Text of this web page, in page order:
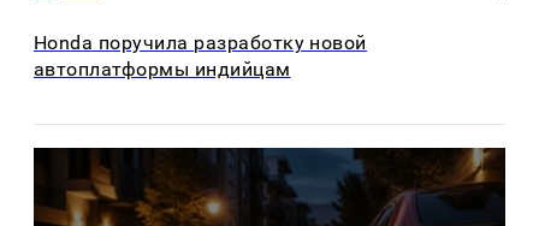
Honda поручила разработку новой
автоплатформы индийцам